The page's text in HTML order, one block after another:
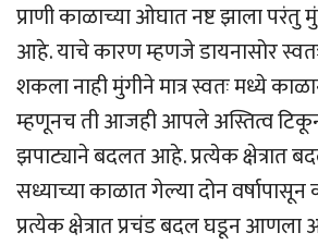
प्राणी काळाच्या ओघात नष्ट झाला
आहे. याचे कारण म्हणजे डायनासोर
शकला नाही मुंगीने मात्र स्वतः मध्ये
म्हणूनच ती आजही आपले अस्तित्व
झपाट्याने बदलत आहे. प्रत्येक क्षेत्रात
सध्याच्या काळात गेल्या दोन वर्षापासून
प्रत्येक क्षेत्रात प्रचंड बदल घडून आणला